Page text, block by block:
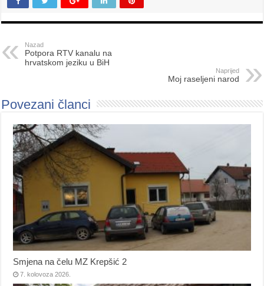
Nazad
Potpora RTV kanalu na
hrvatskom jeziku u BiH
Naprijed
Moj raseljeni narod
Povezani članci
Smjena na čelu MZ Krepšić 2
7. kolovoza 2026.